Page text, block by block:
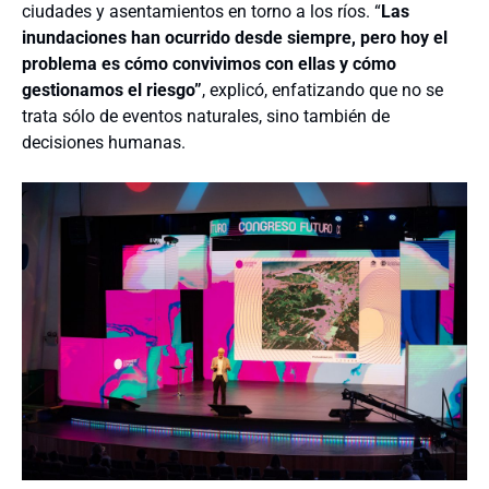
ciudades y asentamientos en torno a los ríos. “Las
inundaciones han ocurrido desde siempre, pero hoy el
problema es cómo convivimos con ellas y cómo
gestionamos el riesgo”, explicó, enfatizando que no se
trata sólo de eventos naturales, sino también de
decisiones humanas.